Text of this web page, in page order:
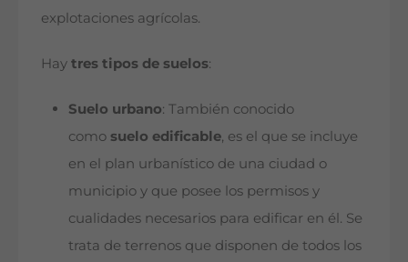
explotaciones agrícolas.
Hay tres tipos de suelos:
Suelo urbano: También conocido
como suelo edificable , es el que se incluye
en el plan urbanístico de una ciudad o
municipio y que posee los permisos y
cualidades necesarios para edificar en él. Se
trata de terrenos que disponen de todos los